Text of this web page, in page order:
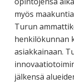
myös
Turun
henkilökunnan
asiakkainaan.
jälkensä